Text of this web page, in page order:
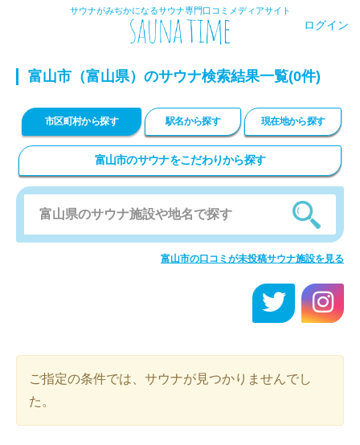
サウナがみぢかになるサウナ専門口コミメディアサイト
ログイン
富山市（富山県）のサウナ検索結果一覧(0件)
市区町村から探す 駅名から探す 現在地から探す
富山市のサウナをこだわりから探す
富山市の口コミが未投稿サウナ施設を見る
ご指定の条件では、サウナが見つかりませんでし
た。